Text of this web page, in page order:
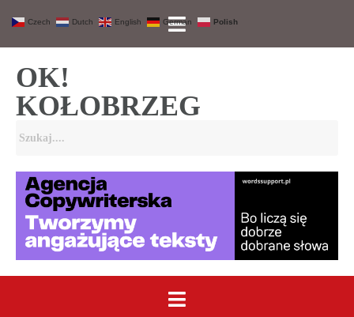
OK!
KOŁOBRZEG
Czech Dutch English German Polish